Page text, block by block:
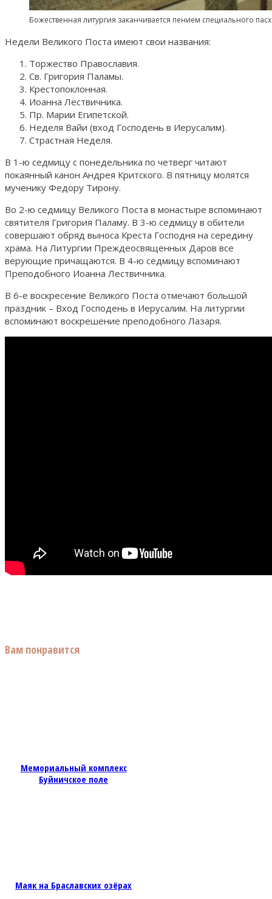
Божественная литургия заканчивается пением специального
Недели Великого Поста имеют свои названия:
Торжество Православия.
Св. Григория Паламы.
Крестопоклонная.
Иоанна Лествичника.
Пр. Марии Египетской.
Неделя Вайи (вход Господень в Иерусалим).
Страстная Неделя.
В 1-ю седмицу с понедельника по четверг читают
покаянный канон Андрея Критского. В пятницу молятся
мученику Федору Тирону.
Во 2-ю седмицу Великого Поста в монастыре вспоминают
святителя Григория Паламу. В 3-ю седмицу в обители
совершают обряд выноса Креста Господня на середину
храма. На Литургии Преждеосвященных Даров все
верующие причащаются. В 4-ю седмицу вспоминают
Преподобного Иоанна Лествичника.
В 6-е воскресение Великого Поста отмечают большой
праздник – Вход Господень в Иерусалим. На литургии
вспоминают воскрешение преподобного Лазаря.
Вам понравится
Мемориальный комплекс
Буйничское поле
Маяк на Браславских озёрах